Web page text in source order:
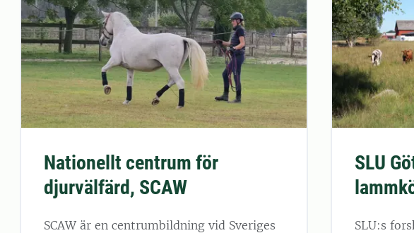
Nationellt centrum för
djurvälfärd, SCAW
SCAW är en centrumbildning vid Sveriges
SLU
SLU:s